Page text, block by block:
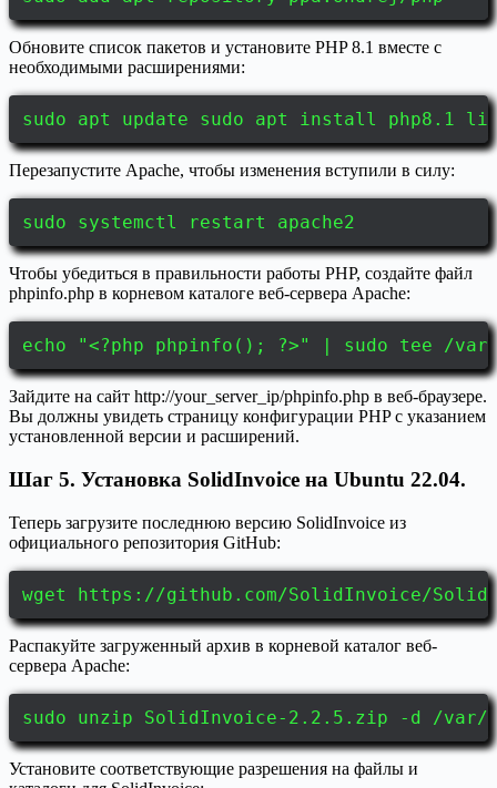
Обновите список пакетов и установите PHP 8.1 вместе с
необходимыми расширениями:
sudo apt update sudo apt install php8.1
Перезапустите Apache, чтобы изменения вступили в силу:
sudo systemctl restart apache2
Чтобы убедиться в правильности работы PHP, создайте файл
phpinfo.php в корневом каталоге веб-сервера Apache:
echo "<?php phpinfo(); ?>" | sudo tee /var/
Зайдите на сайт http://your_server_ip/phpinfo.php в веб-браузере.
Вы должны увидеть страницу конфигурации PHP с указанием
установленной версии и расширений.
Шаг 5. Установка SolidInvoice на Ubuntu 22.04.
Теперь загрузите последнюю версию SolidInvoice из
официального репозитория GitHub:
wget https://github.com/SolidInvoice/
Распакуйте загруженный архив в корневой каталог веб-
сервера Apache:
sudo unzip SolidInvoice-2.2.5.zip -d /var/
Установите соответствующие разрешения на файлы и